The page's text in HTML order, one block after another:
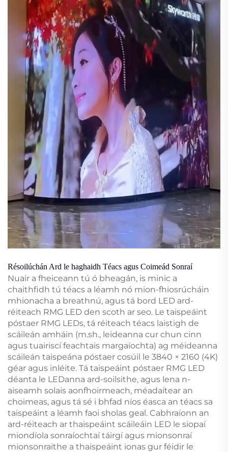
Résoilúchán Ard le haghaidh Téacs agus Coimeád Sonraí
Nuair a fheiceann tú ó bheagán, is minic a
chaithfidh tú téacs a léamh nó mion-fhiosrúcháin
mhionacha a breathnú, agus tá bord LED ard-
réiteach RMG LED den scoth ar seo. Le taispeáint
póstaer RMG LEDs, tá réiteach téacs laistigh de
scáileán amháin (m.sh., leideanna cur chun cinn
agus tuairiscí feachtais margaíochta) ag méideanna
scáileán taispeána póstaer cosúil le 3840 × 2160 (4K)
géar agus inléite. Tá taispeáint póstaer RMG LED
déanta le LEDanna ard-soilsithe, agus lena n-
aiseamh solais aonfhoirmeach, méadaítear an
choimeas, agus tá sé i bhfad níos éasca an téacs sa
taispeáint a léamh faoi sholas geal. Cabhraíonn an
ard-réiteach ar thaispeáint scáileáin LED le siopaí
miondíola sonraíochtaí táirgí agus mionsonraí
mionsonraithe a thaispeáint ionas gur féidir le